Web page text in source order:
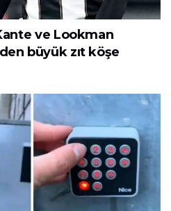
ve Lookman
büyük zıt köşe